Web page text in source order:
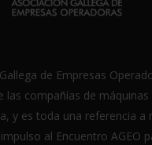
de Empresas
las compañías de
y es toda una referencia a
al Encuentro AGEO